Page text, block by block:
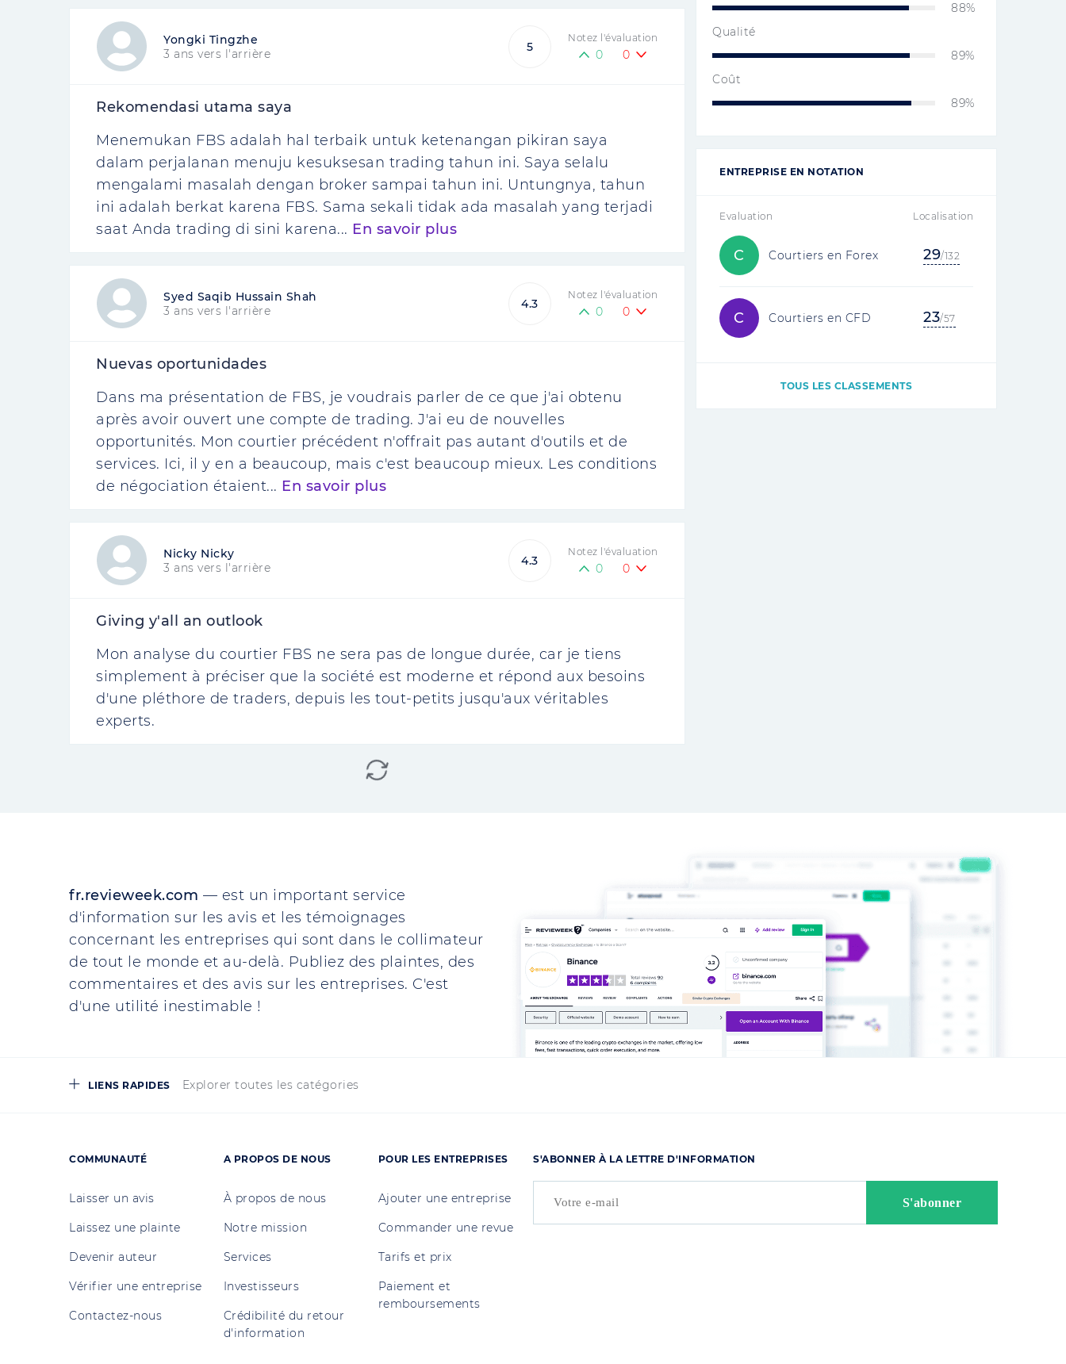
Yongki Tingzhe
3 ans vers l'arrière
5
Notez l'évaluation
0 0
Rekomendasi utama saya
Menemukan FBS adalah hal terbaik untuk ketenangan pikiran saya
dalam perjalanan menuju kesuksesan trading tahun ini. Saya selalu
mengalami masalah dengan broker sampai tahun ini. Untungnya, tahun
ini adalah berkat karena FBS. Sama sekali tidak ada masalah yang terjadi
saat Anda trading di sini karena... En savoir plus
Syed Saqib Hussain Shah
3 ans vers l'arrière
4.3
Notez l'évaluation
0 0
Nuevas oportunidades
Dans ma présentation de FBS, je voudrais parler de ce que j'ai obtenu
après avoir ouvert une compte de trading. J'ai eu de nouvelles
opportunités. Mon courtier précédent n'offrait pas autant d'outils et de
services. Ici, il y en a beaucoup, mais c'est beaucoup mieux. Les conditions
de négociation étaient... En savoir plus
Nicky Nicky
3 ans vers l'arrière
4.3
Notez l'évaluation
0 0
Giving y'all an outlook
Mon analyse du courtier FBS ne sera pas de longue durée, car je tiens
simplement à préciser que la société est moderne et répond aux besoins
d'une pléthore de traders, depuis les tout-petits jusqu'aux véritables
experts.
88%
Qualité
89%
Coût
89%
ENTREPRISE EN NOTATION
Evaluation Localisation
C Courtiers en Forex 29/132
C Courtiers en CFD 23/57
TOUS LES CLASSEMENTS
fr.revieweek.com — est un important service
d'information sur les avis et les témoignages
concernant les entreprises qui sont dans le collimateur
de tout le monde et au-delà. Publiez des plaintes, des
commentaires et des avis sur les entreprises. C'est
d'une utilité inestimable !
LIENS RAPIDES Explorer toutes les catégories
COMMUNAUTÉ
Laisser un avis
Laissez une plainte
Devenir auteur
Vérifier une entreprise
Contactez-nous
A PROPOS DE NOUS
À propos de nous
Notre mission
Services
Investisseurs
Crédibilité du retour
d'information
POUR LES ENTREPRISES
Ajouter une entreprise
Commander une revue
Tarifs et prix
Paiement et
remboursements
S'ABONNER À LA LETTRE D'INFORMATION